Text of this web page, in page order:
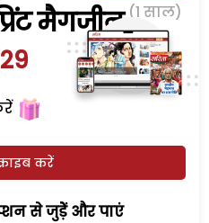
मैगजीन (1 साल)
करें
से जुड़ेें और पाएं